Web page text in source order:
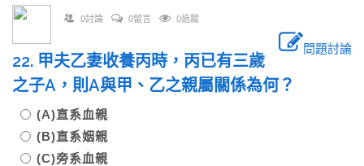
0討論 0留言 0追蹤
問題討論
22. 甲夫乙妻收養丙時，丙已有三歲
之子A，則A與甲、乙之親屬關係為何？
(A)直系血親
(B)直系姻親
(C)旁系血親